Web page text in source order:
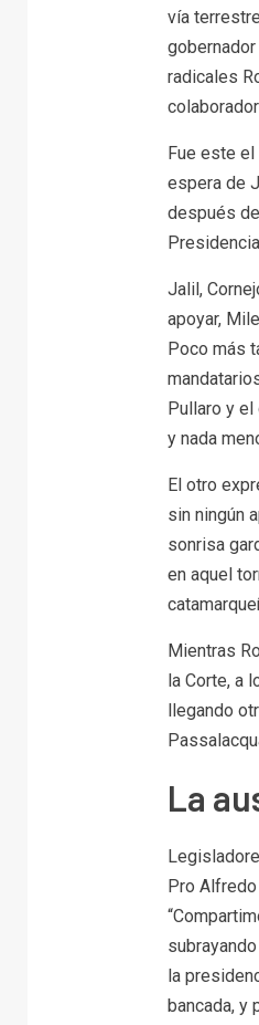
vía
radicales
Fue este el
espera de
después
Jalil,
apoyar,
Poco más
Pullaro y el
y nada
El otro
sin ningún
sonrisa
en aquel
Mientras
la Corte, a
llegando
La
Pro
la
bancada, y